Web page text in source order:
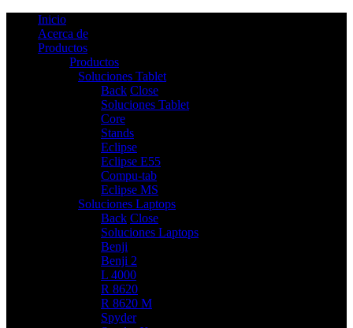
Inicio
Acerca de
Productos
Productos
Soluciones Tablet
Back Close
Soluciones Tablet
Core
Stands
Eclipse
Eclipse E55
Compu-tab
Eclipse MS
Soluciones Laptops
Back Close
Soluciones Laptops
Benji
Benji 2
L 4000
R 8620
R 8620 M
Spyder